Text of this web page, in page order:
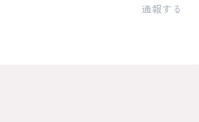
通報する